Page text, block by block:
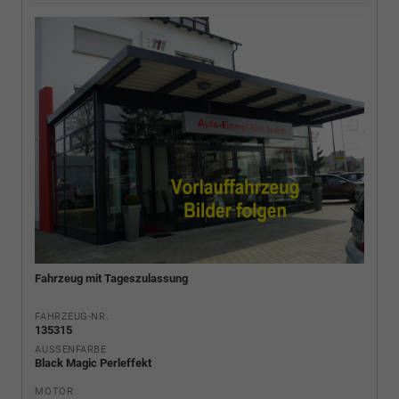
Fahrzeug mit Tageszulassung
FAHRZEUG-NR.
135315
AUSSENFARBE
Black Magic Perleffekt
MOTOR